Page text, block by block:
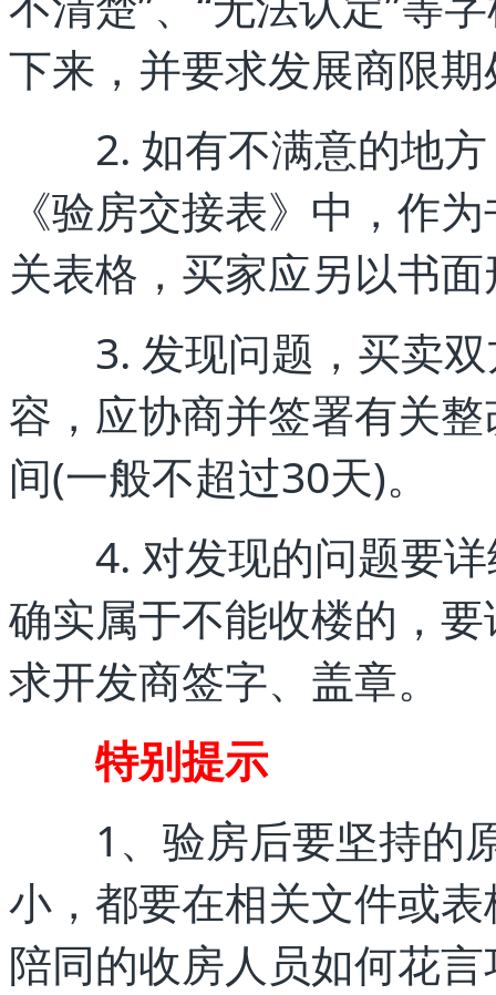
下来，并要求发展商限
2. 如有不满意的地方
《验房交接表》中，作
关表格，买家应另以书
3. 发现问题，买卖双
容，应协商并签署有关
间(一般不超过30天)。
4. 对发现的问题要详
确实属于不能收楼的，
求开发商签字、盖章。
特别提示
1、验房后要坚持的
小，都要在相关文件或
陪同的收房人员如何花